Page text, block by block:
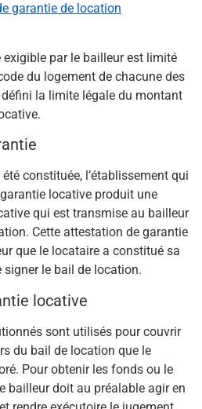
garantie de location
par le bailleur est limité
du logement de chacune des
la limite légale du montant
constituée, l’établissement qui
locative produit une
qui est transmise au bailleur
Cette attestation de garantie
que le locataire a constitué sa
le bail de location.
locative
sont utilisés pour couvrir
du bail de location que le
Pour obtenir les fonds ou le
bailleur doit au préalable agir en